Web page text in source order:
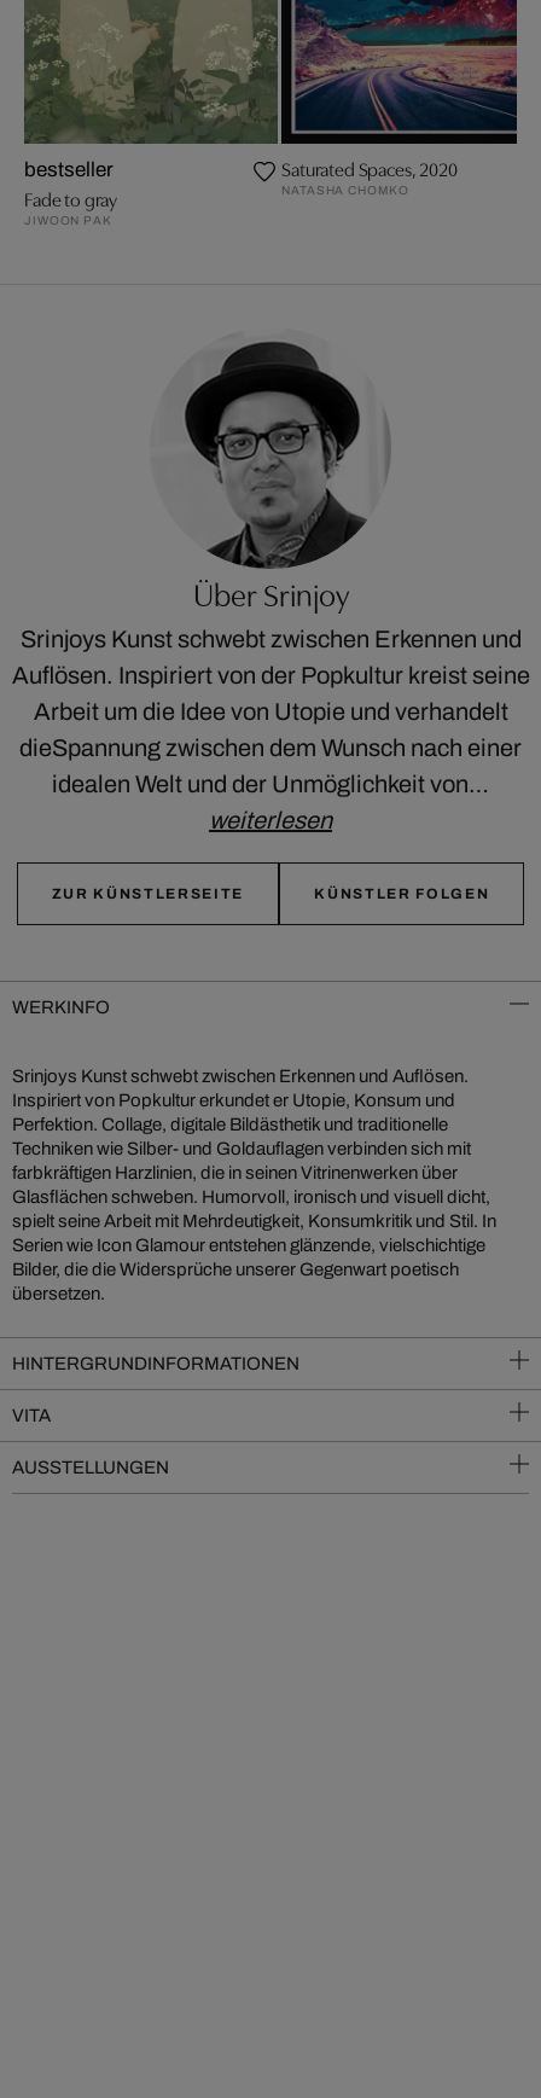
bestseller
Fade to gray
JIWOON PAK
Saturated Spaces, 2020
NATASHA CHOMKO
Über Srinjoy
Srinjoys Kunst schwebt zwischen Erkennen und
Auflösen. Inspiriert von der Popkultur kreist seine
Arbeit um die Idee von Utopie und verhandelt
dieSpannung zwischen dem Wunsch nach einer
idealen Welt und der Unmöglichkeit von…
weiterlesen
ZUR KÜNSTLERSEITE KÜNSTLER FOLGEN
WERKINFO
Srinjoys Kunst schwebt zwischen Erkennen und Auflösen.
Inspiriert von Popkultur erkundet er Utopie, Konsum und
Perfektion. Collage, digitale Bildästhetik und traditionelle
Techniken wie Silber- und Goldauflagen verbinden sich mit
farbkräftigen Harzlinien, die in seinen Vitrinenwerken über
Glasflächen schweben. Humorvoll, ironisch und visuell dicht,
spielt seine Arbeit mit Mehrdeutigkeit, Konsumkritik und Stil. In
Serien wie Icon Glamour entstehen glänzende, vielschichtige
Bilder, die die Widersprüche unserer Gegenwart poetisch
übersetzen.
HINTERGRUNDINFORMATIONEN
VITA
AUSSTELLUNGEN